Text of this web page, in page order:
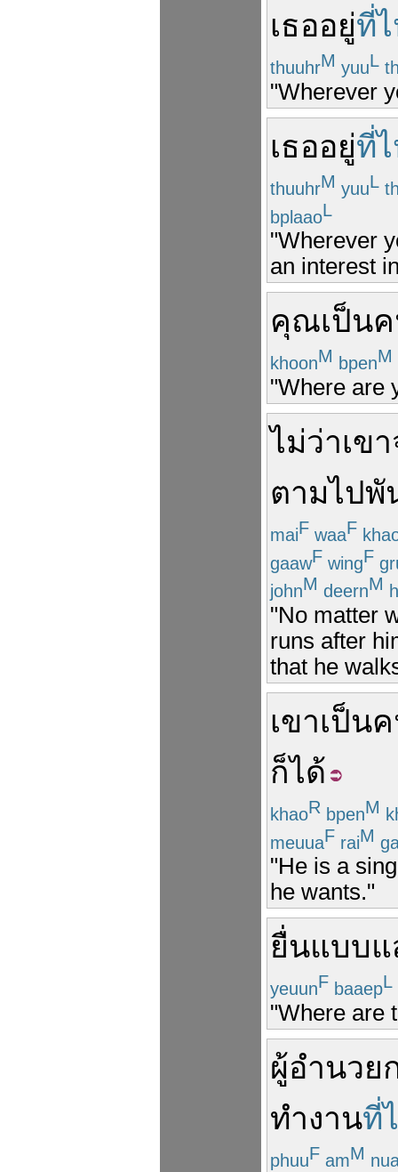
เธออยู่ที่
thuuhrM yuuL
"Wherever
เธออยู่ที่
thuuhrM yuuL
bplaaoL
"Wherever
an interest
คุณเป็น
khoonM bpenM
"Where are
ไม่ว่าเขา
ตามไปพั
maiF waaF
gaawF wingF
johnM deernM
"No matter
runs after
that he
เขาเป็น
ก็ได้
khaoR bpenM
meuuaF raiM
"He is a
he wants."
ยื่นแบบ
yeuunF baaepL
"Where are
ผู้อำนวย
ทำงานที่
phuuF amM